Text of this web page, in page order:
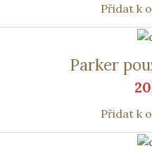
Přidat k
Parker
Přidat k